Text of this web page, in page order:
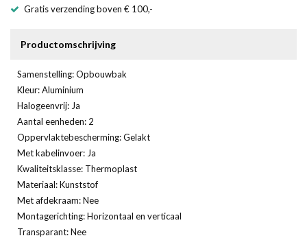
Gratis verzending boven € 100,-
Productomschrijving
Samenstelling: Opbouwbak
Kleur: Aluminium
Halogeenvrij: Ja
Aantal eenheden: 2
Oppervlaktebescherming: Gelakt
Met kabelinvoer: Ja
Kwaliteitsklasse: Thermoplast
Materiaal: Kunststof
Met afdekraam: Nee
Montagerichting: Horizontaal en verticaal
Transparant: Nee